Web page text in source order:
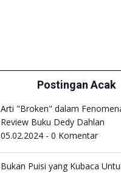
Postingan Acak
Arti "Broken" dalam
Review Buku Dedy Dahlan
05.02.2024 - 0 Komentar
Bukan Puisi yang Kubaca